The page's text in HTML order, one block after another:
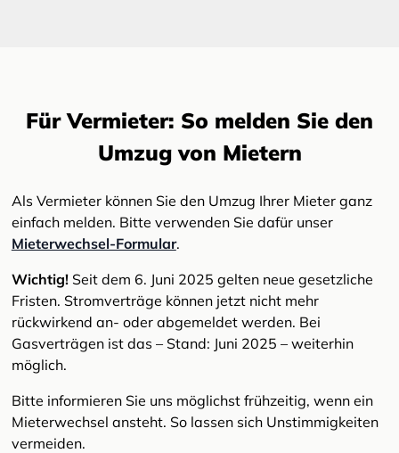
Für Vermieter: So melden Sie den
Umzug von Mietern
Als Vermieter können Sie den Umzug Ihrer Mieter ganz
einfach melden. Bitte verwenden Sie dafür unser
Mieterwechsel-Formular.
Wichtig!Seit dem 6. Juni 2025 gelten neue gesetzliche
Fristen. Stromverträge können jetzt nicht mehr
rückwirkend an- oder abgemeldet werden. Bei
Gasverträgen ist das – Stand: Juni 2025 – weiterhin
möglich.
Bitte informieren Sie uns möglichst frühzeitig, wenn ein
Mieterwechsel ansteht. So lassen sich Unstimmigkeiten
vermeiden.